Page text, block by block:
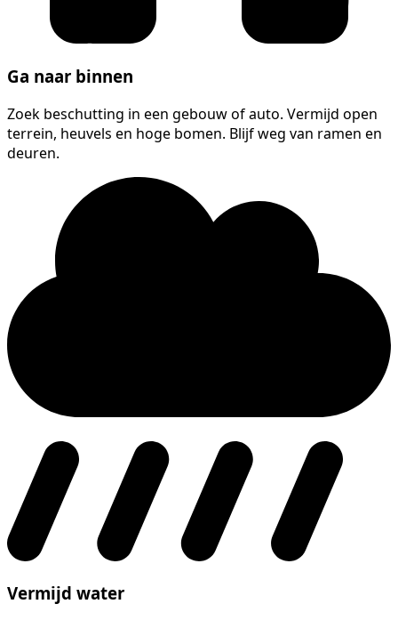
Ga naar binnen
Zoek beschutting in een gebouw of auto. Vermijd open
terrein, heuvels en hoge bomen. Blijf weg van ramen en
deuren.
Vermijd water